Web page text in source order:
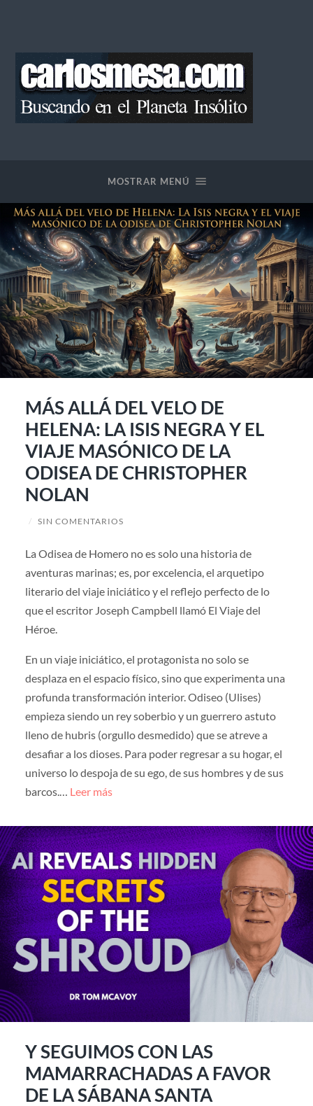
MOSTRAR MENÚ
MÁS ALLÁ DEL VELO DE
HELENA: LA ISIS NEGRA Y EL
VIAJE MASÓNICO DE LA
ODISEA DE CHRISTOPHER
NOLAN
/ SIN COMENTARIOS
La Odisea de Homero no es solo una historia de
aventuras marinas; es, por excelencia, el arquetipo
literario del viaje iniciático y el reflejo perfecto de lo
que el escritor Joseph Campbell llamó El Viaje del
Héroe.
En un viaje iniciático, el protagonista no solo se
desplaza en el espacio físico, sino que experimenta una
profunda transformación interior. Odiseo (Ulises)
empieza siendo un rey soberbio y un guerrero astuto
lleno de hubris (orgullo desmedido) que se atreve a
desafiar a los dioses. Para poder regresar a su hogar, el
universo lo despoja de su ego, de sus hombres y de sus
barcos.… Leer más
Y SEGUIMOS CON LAS
MAMARRACHADAS A FAVOR
DE LA SÁBANA SANTA